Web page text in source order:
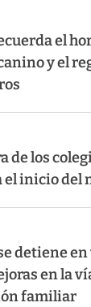
el
y el
de los
el inicio del
detiene
en la
familiar